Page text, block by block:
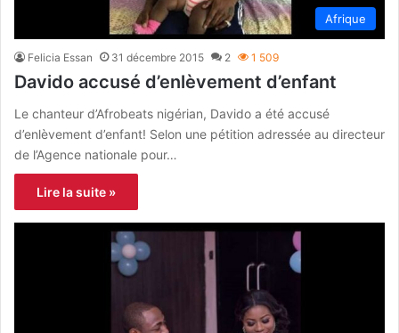
Afrique
Felicia Essan 31 décembre 2015 2 1 509
Davido accusé d’enlèvement d’enfant
Le chanteur d’Afrobeats nigérian, Davido a été accusé
d’enlèvement d’enfant! Selon une pétition adressée au directeur
de l’Agence nationale pour…
Lire la suite »